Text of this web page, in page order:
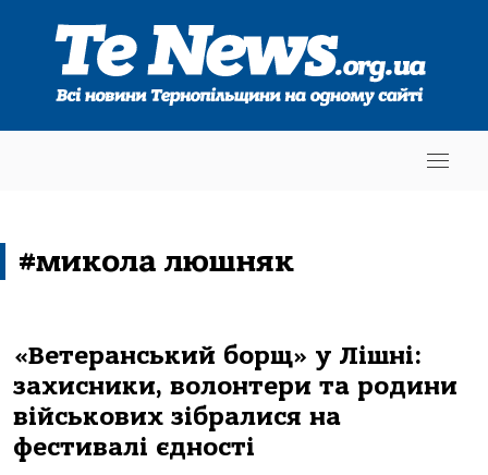
#микола люшняк
«Ветеранський борщ» у Лішні:
захисники, волонтери та родини
військових зібралися на
фестивалі єдності